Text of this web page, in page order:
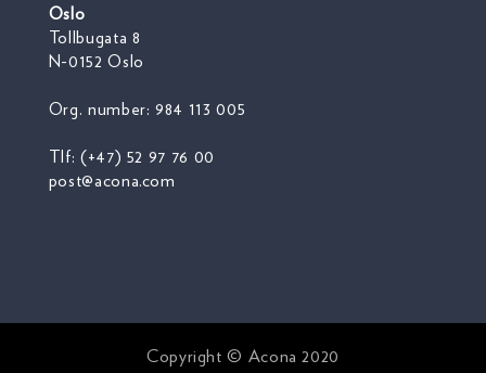
Oslo
Tollbugata 8
N-0152 Oslo
Org. number: 984 113 005
Tlf: (+47) 52 97 76 00
post@acona.com​
Copyright © Acona 2020